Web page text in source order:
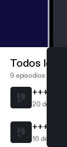
Todos los
9 episodios
+++
20 de nov
+++
16 de nov